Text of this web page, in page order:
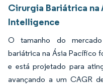
Cirurgia Bariátrica na
Intelligence
O tamanho do
bariátrica na Ásia Pacífico
e está projetado para
avançando a um CAGR